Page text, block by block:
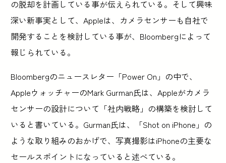
の脱却を計画している事が伝えられている。そして興味
深い新事実として、Appleは、カメラセンサーも自社で
開発することを検討している事が、Bloombergによって
報じられている。
Bloombergのニュースレター「Power On」の中で、
AppleウォッチャーのMark Gurman氏は、Appleがカメラ
センサーの設計について「社内戦略」の構築を検討して
いると書いている。Gurman氏は、「Shot on iPhone」の
ような取り組みのおかげで、写真撮影はiPhoneの主要な
セールスポイントになっていると述べている。